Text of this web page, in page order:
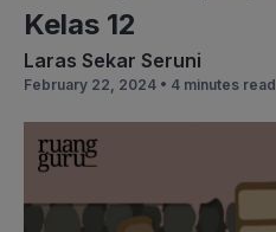
Kelas 12
Laras Sekar Seruni
February 22, 2024 • 4 minutes read